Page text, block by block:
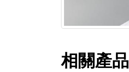
相關產品